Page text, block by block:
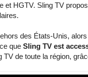
et HGTV. Sling TV
des États-Unis,
que Sling TV est
de toute la région,